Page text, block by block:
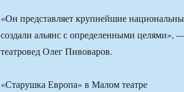
«Он представляет крупнейшие
создали альянс с определенными целями»,
театровед Олег Пивоваров.
«Старушка Европа» в Малом театре